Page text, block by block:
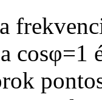
cosφ=1